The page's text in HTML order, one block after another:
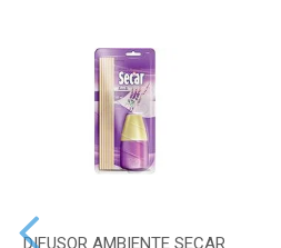
DIFUSOR AMBIENTE SECAR